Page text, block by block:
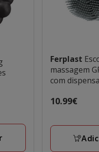
Ferplast
massagem
com
gatos
Preço
10.99€